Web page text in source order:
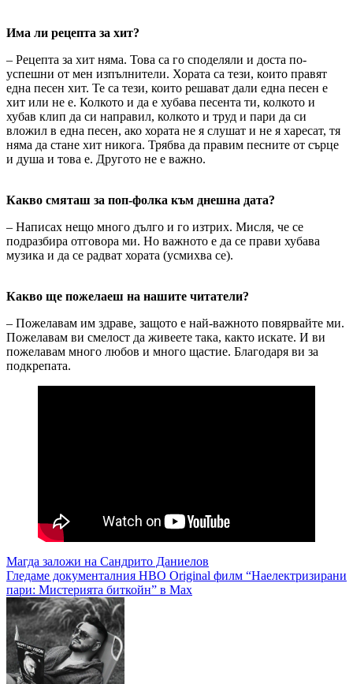
Има ли рецепта за хит?
– Рецепта за хит няма. Това са го споделяли и доста по-
успешни от мен изпълнители. Хората са тези, които правят
една песен хит. Те са тези, които решават дали една песен е
хит или не е. Колкото и да е хубава песента ти, колкото и
хубав клип да си направил, колкото и труд и пари да си
вложил в една песен, ако хората не я слушат и не я харесат, тя
няма да стане хит никога. Трябва да правим песните от сърце
и душа и това е. Другото не е важно.
Какво смяташ за поп-фолка към днешна дата?
– Написах нещо много дълго и го изтрих. Мисля, че се
подразбира отговора ми. Но важното е да се прави хубава
музика и да се радват хората (усмихва се).
Какво ще пожелаеш на нашите читатели?
– Пожелавам им здраве, защото е най-важното повярвайте ми.
Пожелавам ви смелост да живеете така, както искате. И ви
пожелавам много любов и много щастие. Благодаря ви за
подкрепата.
Навигация
Магда заложи на Сандрито Даниелов
Гледаме документалния HBO Original филм “Наелектризирани
пари: Мистерията биткойн” в Max